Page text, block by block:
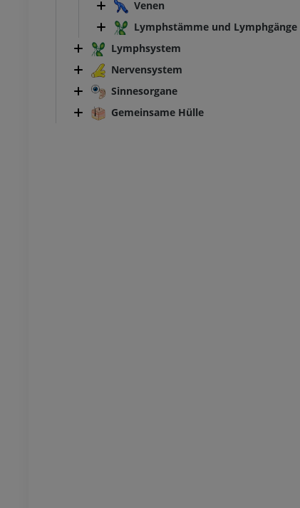
Venen
Lymphstämme und Lymphgänge
Lymphsystem
Nervensystem
Sinnesorgane
Gemeinsame Hülle